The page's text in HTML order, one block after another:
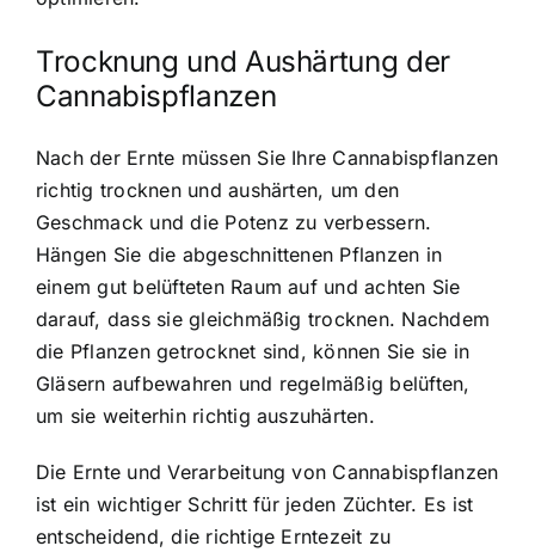
Trocknung und Aushärtung der
Cannabispflanzen
Nach der Ernte müssen Sie Ihre Cannabispflanzen
richtig trocknen und aushärten, um den
Geschmack und die Potenz zu verbessern.
Hängen Sie die abgeschnittenen Pflanzen in
einem gut belüfteten Raum auf und achten Sie
darauf, dass sie gleichmäßig trocknen. Nachdem
die Pflanzen getrocknet sind, können Sie sie in
Gläsern aufbewahren und regelmäßig belüften,
um sie weiterhin richtig auszuhärten.
Die Ernte und Verarbeitung von Cannabispflanzen
ist ein wichtiger Schritt für jeden Züchter. Es ist
entscheidend, die richtige Erntezeit zu